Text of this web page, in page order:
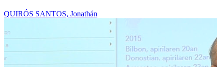
QUIRÓS SANTOS, Jonathán